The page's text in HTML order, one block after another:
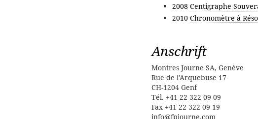
2008 Centigraphe
2010 Chronomètre à
Anschrift
Montres Journe SA, Genève
Rue de l'Arquebuse 17
CH-1204 Genf
Tél. +41 22 322 09 09
Fax +41 22 322 09 19
info@fpjourne.com